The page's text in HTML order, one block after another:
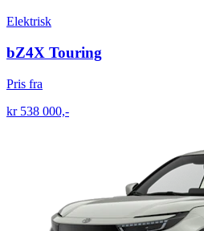
Elektrisk
bZ4X Touring
Pris fra
kr 538 000,-